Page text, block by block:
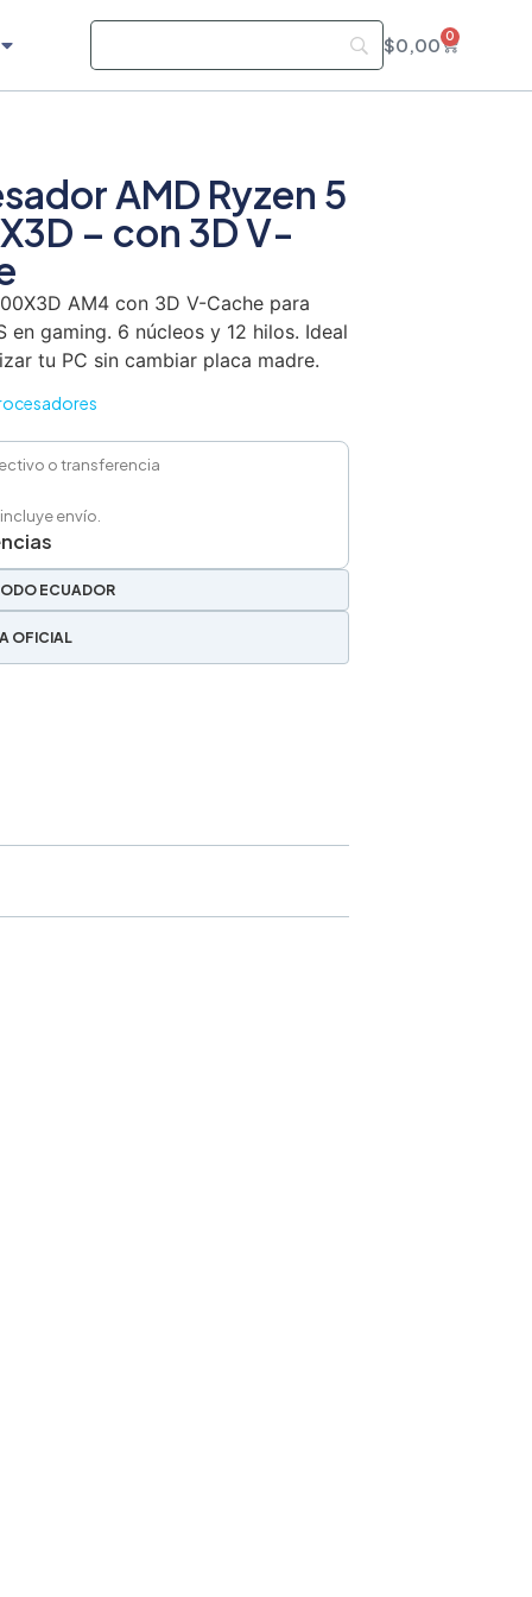
$0,00 0
AMD Ryzen 5
– con 3D V-
AM4 con 3D V-Cache para
en gaming. 6 núcleos y 12 hilos. Ideal
tu PC sin cambiar placa madre.
o transferencia
envío.
ECUADOR
OFICIAL